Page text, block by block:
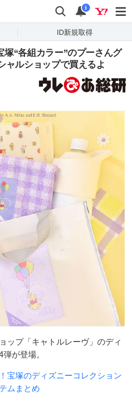
検索 通知
i
ID新規取得
塚“各組カラー”のプーさんグ
ャルショップで買えるよ
ップ「キャトルレーヴ」のディ
が登場。
宝塚のディズニーコレクション
ムまとめ